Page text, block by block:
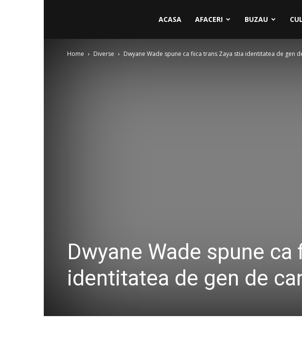
ACASA AFACERI BUZAU
Home Diverse Dwyane Wade spune ca fiica trans Zaya stia identitatea de gen
Dwyane Wade spune
identitatea de gen de